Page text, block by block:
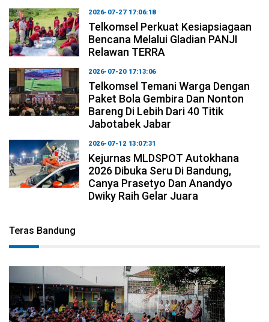
2026-07-27 17:06:18
Telkomsel Perkuat Kesiapsiagaan
Bencana Melalui Gladian PANJI
Relawan TERRA
2026-07-20 17:13:06
Telkomsel Temani Warga Dengan
Paket Bola Gembira Dan Nonton
Bareng Di Lebih Dari 40 Titik
Jabotabek Jabar
2026-07-12 13:07:31
Kejurnas MLDSPOT Autokhana
2026 Dibuka Seru Di Bandung,
Canya Prasetyo Dan Anandyo
Dwiky Raih Gelar Juara
Teras Bandung